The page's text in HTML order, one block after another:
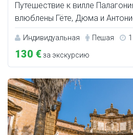
Путешествие к вилле
влюблены Гёте, Дюма и
Индивидуальная Пешая
130 €за экскурсию